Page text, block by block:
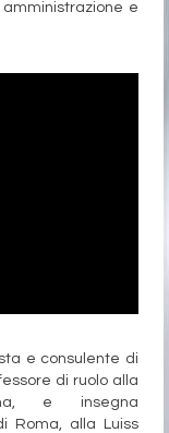
e
e consulente di
di ruolo alla
e insegna
Roma, alla Luiss